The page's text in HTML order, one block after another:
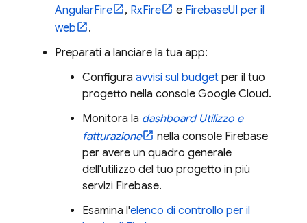
AngularFire
, RxFire e FirebaseUI per il
web
.
Preparati a lanciare la tua app:
Configura avvisi sul budget per il tuo
progetto nella console Google Cloud.
Monitora la dashboard Utilizzo e
fatturazione
nella console Firebase
per avere un quadro generale
dell'utilizzo del tuo progetto in più
servizi Firebase.
Esamina l'elenco di controllo per il